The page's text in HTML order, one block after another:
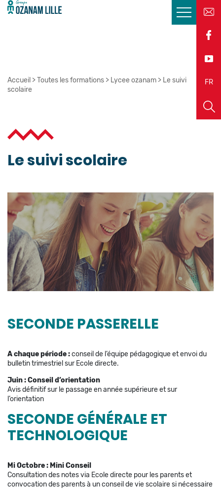
FR
EN
Accueil >Toutes les formations > Lycee ozanam > Le suivi
scolaire
Le suivi scolaire
SECONDE PASSERELLE
A chaque période :conseil de l’équipe pédagogique et envoi du
bulletin trimestriel sur Ecole directe.
Juin :Conseil d’orientation
Avis définitif sur le passage en année supérieure et sur
l’orientation
SECONDE GÉNÉRALE ET
TECHNOLOGIQUE
Mi Octobre : Mini Conseil
Consultation des notes via Ecole directe pour les parents et
convocation des parents à un conseil de vie scolaire si nécessaire